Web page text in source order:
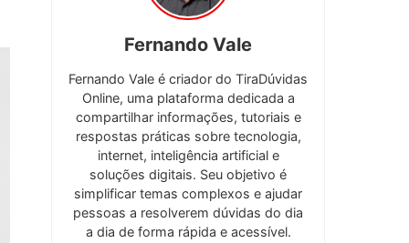
Fernando Vale
Fernando Vale é criador do TiraDúvidas
Online, uma plataforma dedicada a
compartilhar informações, tutoriais e
respostas práticas sobre tecnologia,
internet, inteligência artificial e
soluções digitais. Seu objetivo é
simplificar temas complexos e ajudar
pessoas a resolverem dúvidas do dia
a dia de forma rápida e acessível.